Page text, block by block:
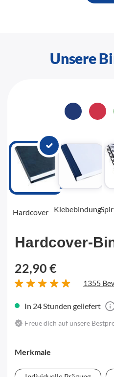
Unsere
Hardcover Klebebindung
Hardcover-
22,90 €
1355
In 24 Stunden geliefert
Freue dich auf unsere
Merkmale